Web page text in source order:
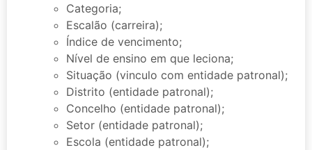
Categoria;
Escalão (carreira);
Índice de vencimento;
Nível de ensino em que leciona;
Situação (vinculo com entidade patronal);
Distrito (entidade patronal);
Concelho (entidade patronal);
Setor (entidade patronal);
Escola (entidade patronal);